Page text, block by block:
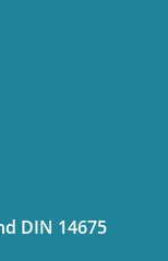
DIN 14675